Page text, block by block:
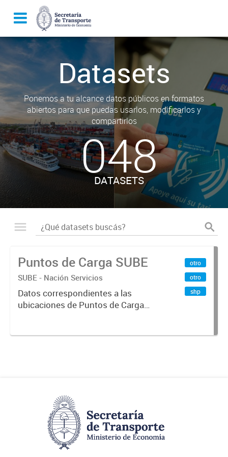
Datasets
Ponemos a tu alcance datos públicos en formatos
abiertos para que puedas usarlos, modificarlos y
compartirlos
048
DATASETS
Puntos de Carga SUBE
SUBE - Nación Servicios
Datos correspondientes a las
ubicaciones de Puntos de Carga
otro
otro
shp